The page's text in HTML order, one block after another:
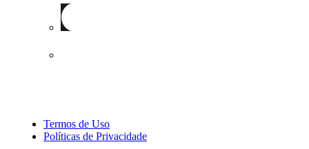
Termos de Uso
Políticas de Privacidade